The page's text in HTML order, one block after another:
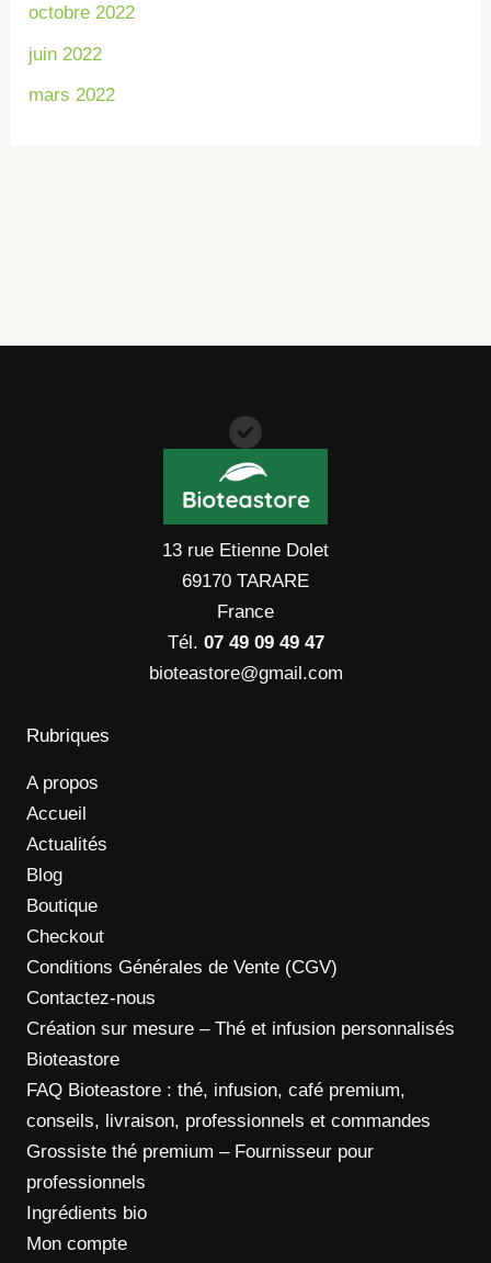
octobre 2022
juin 2022
mars 2022
13 rue Etienne Dolet
69170 TARARE
France
Tél. 07 49 09 49 47
bioteastore@gmail.com
Rubriques
A propos
Accueil
Actualités
Blog
Boutique
Checkout
Conditions Générales de Vente (CGV)
Contactez-nous
Création sur mesure – Thé et infusion personnalisés
Bioteastore
FAQ Bioteastore : thé, infusion, café premium,
conseils, livraison, professionnels et commandes
Grossiste thé premium – Fournisseur pour
professionnels
Ingrédients bio
Mon compte